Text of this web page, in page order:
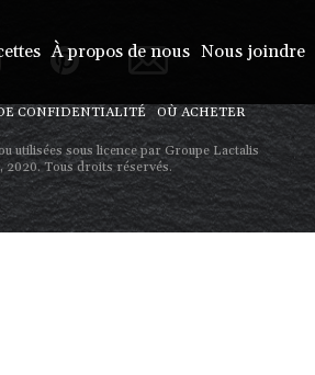
À propos de nous Nous joindre
CONFIDENTIALITÉ OÙ ACHETER
utilisées sous licence par Groupe Lactalis
Tous droits réservés.